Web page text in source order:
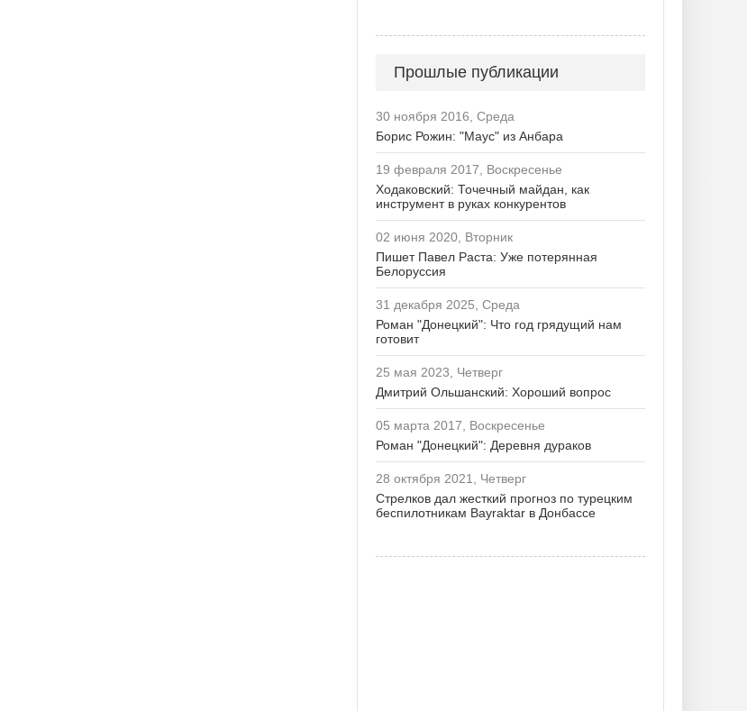
Прошлые публикации
30 ноября 2016, Среда
Борис Рожин: "Маус" из Анбара
19 февраля 2017, Воскресенье
Ходаковский: Точечный майдан, как
инструмент в руках конкурентов
02 июня 2020, Вторник
Пишет Павел Раста: Уже потерянная
Белоруссия
31 декабря 2025, Среда
Роман "Донецкий": Что год грядущий нам
готовит
25 мая 2023, Четверг
Дмитрий Ольшанский: Хороший вопрос
05 марта 2017, Воскресенье
Роман "Донецкий": Деревня дураков
28 октября 2021, Четверг
Стрелков дал жесткий прогноз по турецким
беспилотникам Bayraktar в Донбассе